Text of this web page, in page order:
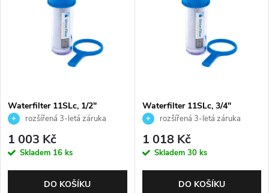
r
o
d
p
r
o
Waterfilter 11SLc, 1/2"
rozšířená 3-letá záruka
1 003 Kč
Skladem 16 ks
DO KOŠÍKU
Waterfilter 11SLc, 3/4"
rozšířená 3-letá záruka
1 018 Kč
Skladem 30 ks
DO KOŠÍKU